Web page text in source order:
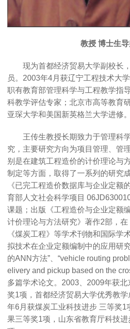
教授 博士生
现为首都经济贸易大学副校长，
员。2003年4月获辽宁工程技术大
职有教育部管理科学与工程教学指
科教学评估专家；北京市高等教育
亚琛大学和美国新英格兰大学进修。
王传生教授长期致力于管理科
究，主要研究方向为项目管理、管
别是在建筑工程造价的计价理论与
制定等方面，取得了一系列的研究
《已完工程造价数据库与企业定额
育部人文社会科学项目
课题；出版《工程造价与企业定额
计价理论与方法研究》著作2部，在
《煤炭工程》等学术刊物和国际学
拟技术在企业定额编制中的应用研
的ANN方法”、“vehicle routing
elivery and pickup based on the
多篇学术论文。2003、2009年获
奖1项，首都经济贸易大学优秀教
年6月获煤炭工业科技进步 三等奖1
果三等奖1项，山东省教育厅科技